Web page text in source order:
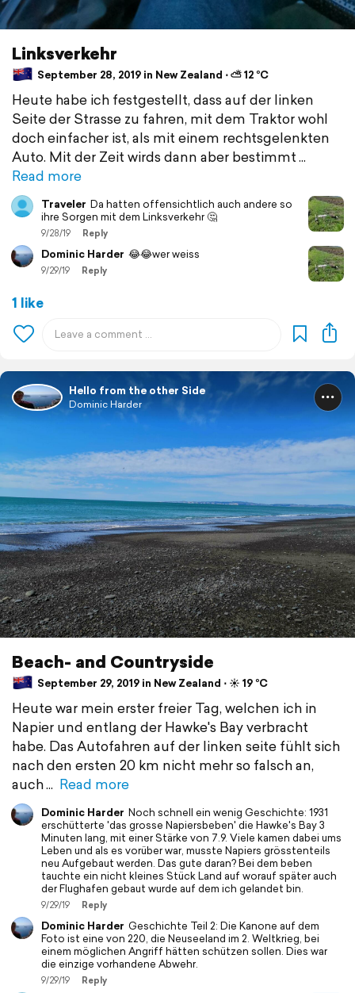
Linksverkehr
September 28, 2019 in New Zealand ⋅ ⛅ 12 °C
Heute habe ich festgestellt, dass auf der linken
Seite der Strasse zu fahren, mit dem Traktor wohl
doch einfacher ist, als mit einem rechtsgelenkten
Auto. Mit der Zeit wirds dann aber bestimmt
Read more
Traveler Da hatten offensichtlich auch andere so
ihre Sorgen mit dem Linksverkehr 🤔
9/28/19 Reply
Dominic Harder 😂😂wer weiss
9/29/19 Reply
1 like
Hello from the other Side
Dominic Harder
Beach- and Countryside
September 29, 2019 in New Zealand ⋅ ☀️ 19 °C
Heute war mein erster freier Tag, welchen ich in
Napier und entlang der Hawke's Bay verbracht
habe. Das Autofahren auf der linken seite fühlt sich
nach den ersten 20 km nicht mehr so falsch an,
auch
Read more
Dominic Harder Noch schnell ein wenig Geschichte: 1931
erschütterte 'das grosse Napiersbeben' die Hawke's Bay 3
Minuten lang, mit einer Stärke von 7.9. Viele kamen dabei ums
Leben und als es vorüber war, musste Napiers grösstenteils
neu Aufgebaut werden. Das gute daran? Bei dem beben
tauchte ein nicht kleines Stück Land auf worauf später auch
der Flughafen gebaut wurde auf dem ich gelandet bin.
9/29/19 Reply
Dominic Harder Geschichte Teil 2: Die Kanone auf dem
Foto ist eine von 220, die Neuseeland im 2. Weltkrieg, bei
einem möglichen Angriff hätten schützen sollen. Dies war
die einzige vorhandene Abwehr.
9/29/19 Reply